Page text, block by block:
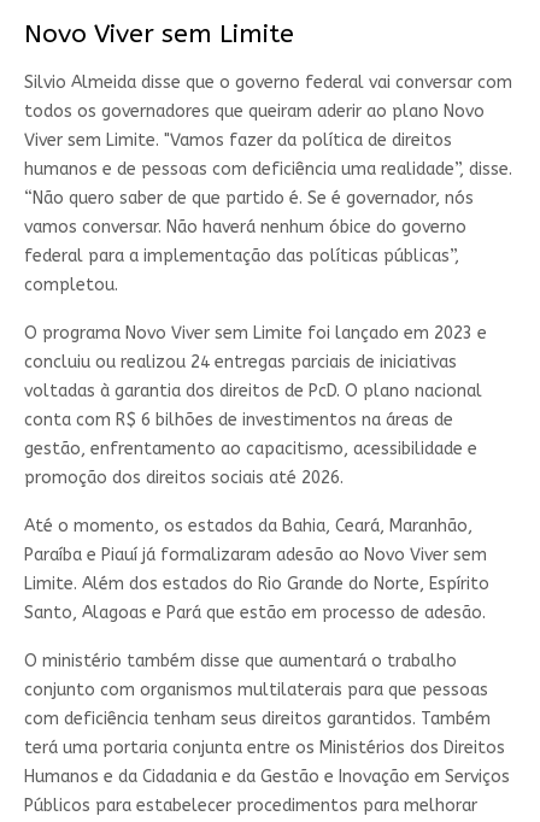
Novo Viver sem Limite
Silvio Almeida disse que o governo federal vai conversar com
todos os governadores que queiram aderir ao plano Novo
Viver sem Limite. "Vamos fazer da política de direitos
humanos e de pessoas com deficiência uma realidade”, disse.
“Não quero saber de que partido é. Se é governador, nós
vamos conversar. Não haverá nenhum óbice do governo
federal para a implementação das políticas públicas”,
completou.
O programa Novo Viver sem Limite foi lançado em 2023 e
concluiu ou realizou 24 entregas parciais de iniciativas
voltadas à garantia dos direitos de PcD. O plano nacional
conta com R$ 6 bilhões de investimentos na áreas de
gestão, enfrentamento ao capacitismo, acessibilidade e
promoção dos direitos sociais até 2026.
Até o momento, os estados da Bahia, Ceará, Maranhão,
Paraíba e Piauí já formalizaram adesão ao Novo Viver sem
Limite. Além dos estados do Rio Grande do Norte, Espírito
Santo, Alagoas e Pará que estão em processo de adesão.
O ministério também disse que aumentará o trabalho
conjunto com organismos multilaterais para que pessoas
com deficiência tenham seus direitos garantidos. Também
terá uma portaria conjunta entre os Ministérios dos Direitos
Humanos e da Cidadania e da Gestão e Inovação em Serviços
Públicos para estabelecer procedimentos para melhorar